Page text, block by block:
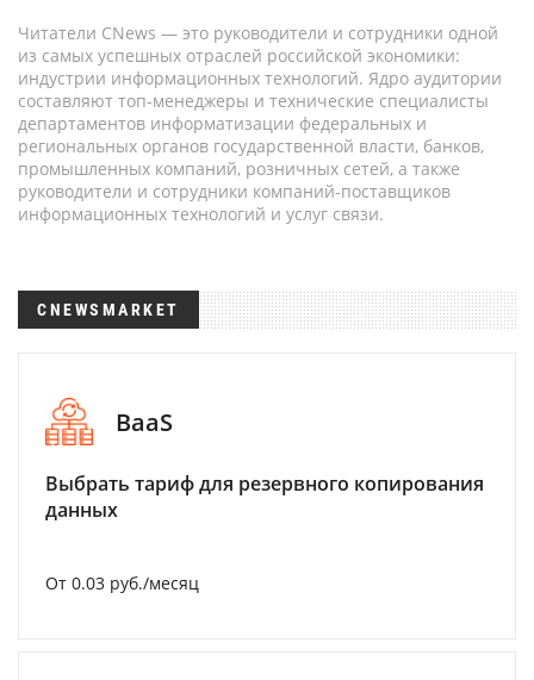
Читатели CNews — это руководители и сотрудники одной
из самых успешных отраслей российской экономики:
индустрии информационных технологий. Ядро аудитории
составляют топ-менеджеры и технические специалисты
департаментов информатизации федеральных и
региональных органов государственной власти, банков,
промышленных компаний, розничных сетей, а также
руководители и сотрудники компаний-поставщиков
информационных технологий и услуг связи.
CNEWSMARKET
BaaS
Выбрать тариф для резервного копирования
данных
От 0.03 руб./месяц